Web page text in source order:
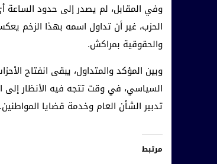
وفي المقابل، لم يصدر إلى حدود الساعة
الحزب، غير أن تداول اسمه بهذا الزخم
والحقوقية بمراكش.
وبين المؤكد والمتداول، يبقى انفتاح
السياسي، في وقت تتجه فيه الأنظار إلى
تدبير الشأن العام وخدمة قضايا المواطنين.
مرتبط